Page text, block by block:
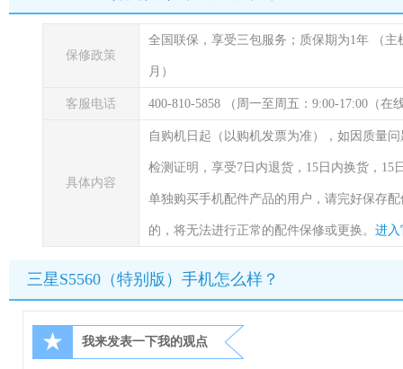
保修政策
全国联保，享受三包服务；质保期为1年 （
月）
客服电话 400-810-5858 （周一至周五：9:00-17:00（在
具体内容
自购机日起（以购机发票为准），如因质量
检测证明，享受7日内退货，15日内换货，
单独购买手机配件产品的用户，请完好保存
的，将无法进行正常的配件保修或更换。 进入
三星S5560（特别版）手机怎么样？
★ 我来发表一下我的观点